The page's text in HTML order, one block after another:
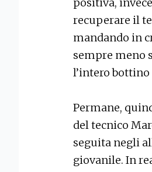
recuperare il
mandando in
sempre meno
l’intero
Permane,
del tecnico
seguita negli
giovanile. In